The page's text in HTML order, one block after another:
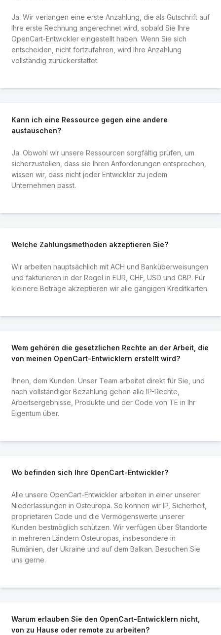
Ja. Wir verlangen eine erste Anzahlung, die als Gutschrift auf
Ihre erste Rechnung angerechnet wird, sobald Sie Ihre
OpenCart-Entwickler eingestellt haben. Wenn Sie sich
entscheiden, nicht fortzufahren, wird Ihre Anzahlung
vollständig zurückerstattet.
Kann ich eine Ressource gegen eine andere
austauschen?
Ja. Obwohl wir unsere Ressourcen sorgfältig prüfen, um
sicherzustellen, dass sie Ihren Anforderungen entsprechen,
wissen wir, dass nicht jeder Entwickler zu jedem
Unternehmen passt.
Welche Zahlungsmethoden akzeptieren Sie?
Wir arbeiten hauptsächlich mit ACH und Banküberweisungen
und fakturieren in der Regel in EUR, CHF, USD und GBP. Für
kleinere Beträge akzeptieren wir alle gängigen Kreditkarten.
Wem gehören die gesetzlichen Rechte an der Arbeit, die
von meinen OpenCart-Entwicklern erstellt wird?
Ihnen, dem Kunden. Unser Team arbeitet direkt für Sie, und
nach vollständiger Bezahlung gehen alle IP-Rechte,
Arbeitsergebnisse, Produkte und der Code von TE in Ihr
Eigentum über.
Wo befinden sich Ihre OpenCart-Entwickler?
Alle unsere OpenCart-Entwickler arbeiten in einer unserer
Niederlassungen in Osteuropa. So können wir IP, Sicherheit,
proprietären Code und die Vermögenswerte unserer
Kunden bestmöglich schützen. Wir verfügen über Standorte
in mehreren Ländern Osteuropas, insbesondere in
Rumänien, der Ukraine und auf dem Balkan. Besuchen Sie
uns gerne.
Warum erlauben Sie den OpenCart-Entwicklern nicht,
von zu Hause oder remote zu arbeiten?